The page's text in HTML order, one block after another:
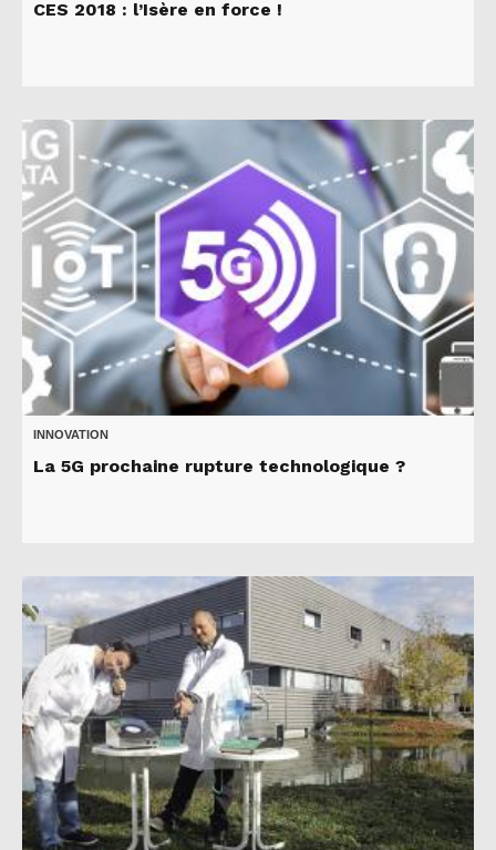
CES 2018 : l’Isère en force !
INNOVATION
La 5G prochaine rupture technologique ?